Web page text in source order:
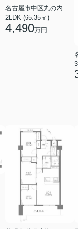
名古屋市中区丸の内３丁目
2LDK (65.35㎡)
4,490万円